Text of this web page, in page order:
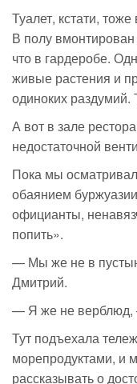
Туалет, кстати,
В полу
что в гардеробе.
живые растения и
одиноких
А вот в зале
недостаточной
Пока мы
обаянием
официанты,
попить».
— Мы же не в
Дмитрий.
— Я же не верблюд,
Тут подъехала
морепродуктами, и
рассказывать о